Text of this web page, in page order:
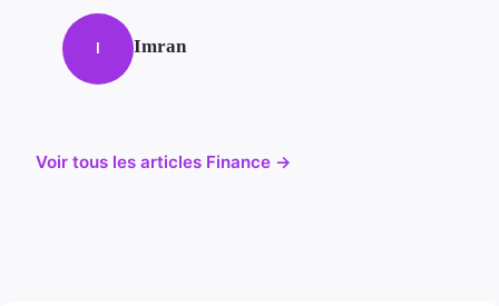
I Imran
Voir tous les articles Finance →